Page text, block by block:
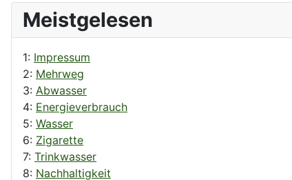
Meistgelesen
1: Impressum
2: Mehrweg
3: Abwasser
4: Energieverbrauch
5: Wasser
6: Zigarette
7: Trinkwasser
8: Nachhaltigkeit